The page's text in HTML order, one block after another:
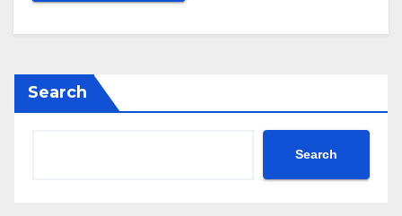
Search
Search